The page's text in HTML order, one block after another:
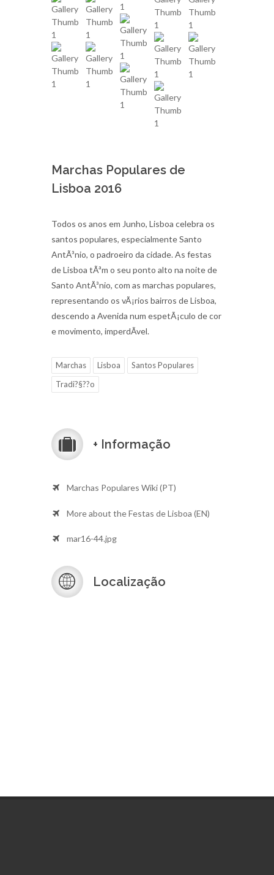
Marchas Populares de
Lisboa 2016
Todos os anos em Junho, Lisboa celebra os
santos populares, especialmente Santo
AntÃ³nio, o padroeiro da cidade. As festas
de Lisboa tÃªm o seu ponto alto na noite de
Santo AntÃ³nio, com as marchas populares,
representando os vÃ¡rios bairros de Lisboa,
descendo a Avenida num espetÃ¡culo de cor
e movimento, imperdÃ­vel.
Marchas Lisboa
Santos Populares
Tradi?§??o
+ Informação
Marchas Populares Wiki (PT)
More about the Festas de Lisboa (EN)
mar16-44.jpg
Localização